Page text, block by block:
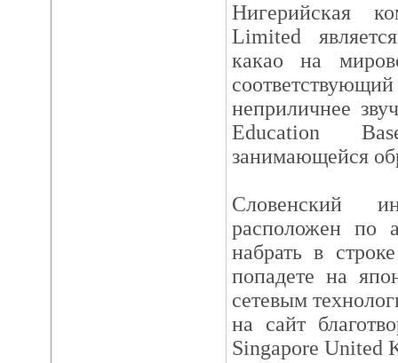
Нигерийская
Limited
какао на
неприличнее
Education
занимающейся
Словенский
расположен по
набрать в
попадете на
сетевым
на сайт
Singapore United